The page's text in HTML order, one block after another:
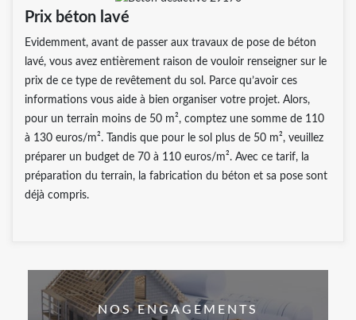
Prix béton lavé
Evidemment, avant de passer aux travaux de pose de béton
lavé, vous avez entièrement raison de vouloir renseigner sur le
prix de ce type de revêtement du sol. Parce qu’avoir ces
informations vous aide à bien organiser votre projet. Alors,
pour un terrain moins de 50 m², comptez une somme de 110
à 130 euros/m². Tandis que pour le sol plus de 50 m², veuillez
préparer un budget de 70 à 110 euros/m². Avec ce tarif, la
préparation du terrain, la fabrication du béton et sa pose sont
déjà compris.
NOS ENGAGEMENTS